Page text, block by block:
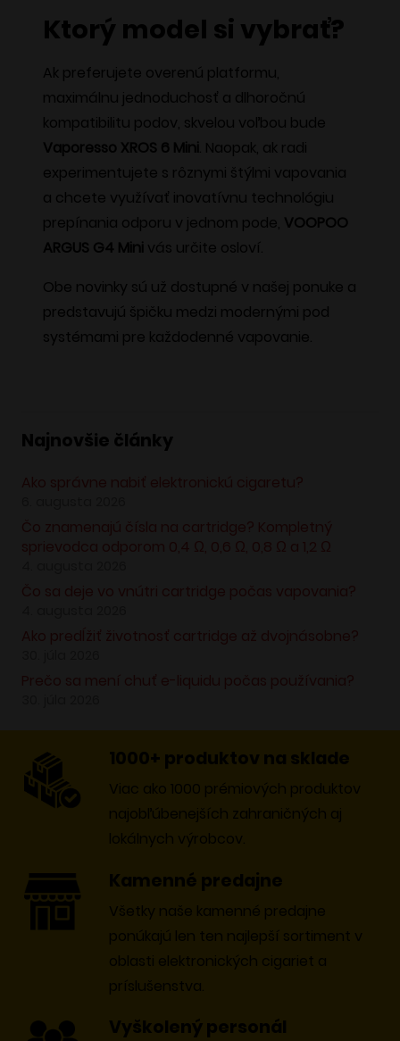
viacero
Možnosti
si
môžete
vybrať
na
stránke
produktu.
Ktorý model si vybrať?
Ak preferujete overenú platformu,
maximálnu jednoduchosť a dlhoročnú
kompatibilitu podov, skvelou voľbou bude
Vaporesso XROS 6 Mini. Naopak, ak radi
experimentujete s rôznymi štýlmi vapovania
a chcete využívať inovatívnu technológiu
prepínania odporu v jednom pode, VOOPOO
ARGUS G4 Mini vás určite osloví.
Obe novinky sú už dostupné v našej ponuke a
predstavujú špičku medzi modernými pod
systémami pre každodenné vapovanie.
Najnovšie články
1000+ produktov na sklade
Viac ako 1000 prémiových produktov
najobľúbenejších zahraničných aj
lokálnych výrobcov.
Kamenné predajne
Všetky naše kamenné predajne
ponúkajú len ten najlepší sortiment v
oblasti elektronických cigariet a
príslušenstva.
Vyškolený personál